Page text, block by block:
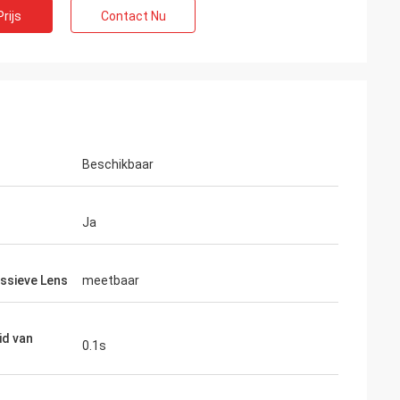
Verdeler
het
wij verkopen
team en de
Contact Nu
Beschikbaar
Ja
Lens meetbaar
van
0.1s